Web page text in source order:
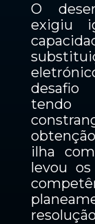
O
exigiu
desafio
ilha
levou